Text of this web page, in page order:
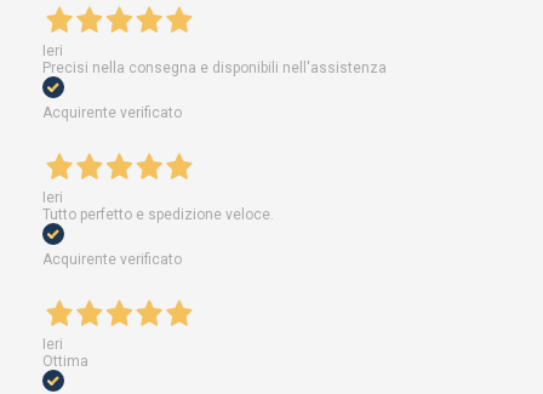
Ieri
Precisi nella consegna e disponibili nell'assistenza
Acquirente verificato
Ieri
Tutto perfetto e spedizione veloce.
Acquirente verificato
Ieri
Ottima